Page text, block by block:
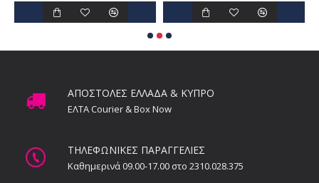
ΑΠΟΣΤΟΛΕΣ ΕΛΛΑΔΑ & ΚΥΠΡΟ
ΕΛΤΑ Courier & Box Now
ΤΗΛΕΦΩΝΙΚΕΣ ΠΑΡΑΓΓΕΛΙΕΣ
Καθημερινά 09.00-17.00 στο 2310.028.375